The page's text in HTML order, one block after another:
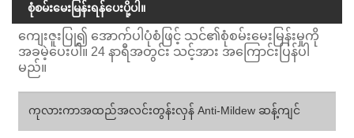
စုံစမ်းမေးမြန်းရန်ပေးပို့ပါ။
ကျေးဇူးပြု၍ အောက်ပါပုံစံဖြင့် သင်၏စုံစမ်းမေးမြန်းမှုကို
အခမဲ့ပေးပါ။ 24 နာရီအတွင်း သင့်အား အကြောင်းပြန်ပါ
မည်။